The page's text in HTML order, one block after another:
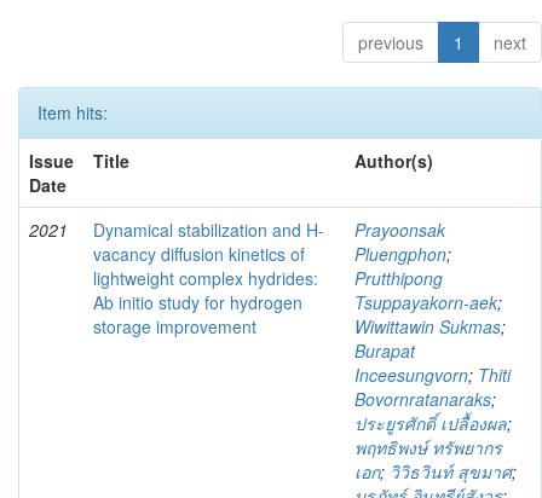
previous 1 next
Item hits:
Issue
Date
Title Author(s)
2021
Dynamical stabilization and H-
vacancy diffusion kinetics of
lightweight complex hydrides:
Ab initio study for hydrogen
storage improvement
Prayoonsak
Pluengphon;
Prutthipong
Tsuppayakorn-aek;
Wiwittawin Sukmas;
Burapat
Inceesungvorn; Thiti
Bovornratanaraks;
ประยูรศักดิ์ เปลื้องผล;
พฤทธิพงษ์ ทรัพยากร
เอก; วิวิธวินท์ สุขมาศ;